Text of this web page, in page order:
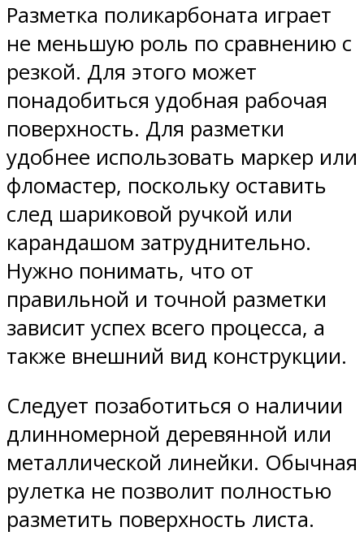
Разметка поликарбоната играет
не меньшую роль по сравнению с
резкой. Для этого может
понадобиться удобная рабочая
поверхность. Для разметки
удобнее использовать маркер или
фломастер, поскольку оставить
след шариковой ручкой или
карандашом затруднительно.
Нужно понимать, что от
правильной и точной разметки
зависит успех всего процесса, а
также внешний вид конструкции.
Следует позаботиться о наличии
длинномерной деревянной или
металлической линейки. Обычная
рулетка не позволит полностью
разметить поверхность листа.